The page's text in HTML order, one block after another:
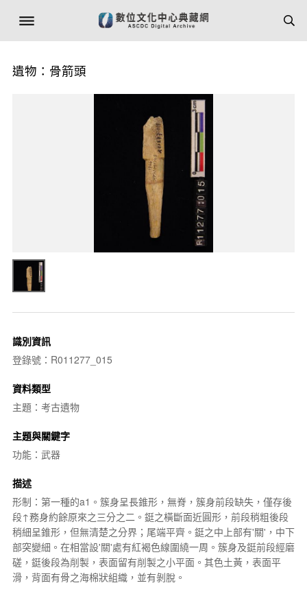
遺物：骨箭頭
識別資訊
登錄號：R011277_015
資料類型
主題：考古遺物
主題與關鍵字
功能：武器
描述
形制：第一種的a1。簇身呈長錐形，無脊，簇身前段缺失，僅存後
段↑務身約餘原來之三分之二。鋌之橫斷面近圓形，前段稍粗後段
稍細呈錐形，但無清楚之分界；尾端平齊。鋌之中上部有'關'，中下
部突變細。在相當設'關'處有紅褐色線圍繞一周。簇身及鋌前段經磨
磋，鋌後段為削製，表面留有削製之小平面。其色土黃，表面平
滑，背面有骨之海棉狀組織，並有剝脫。